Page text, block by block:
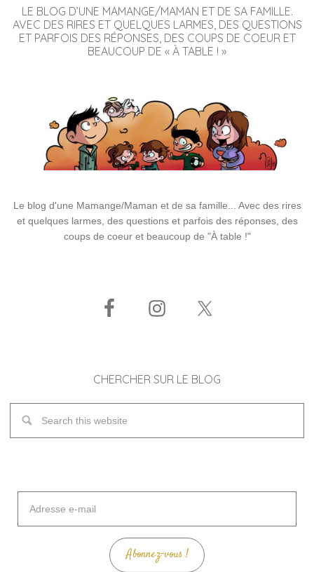
LE BLOG D’UNE MAMANGE/MAMAN ET DE SA FAMILLE.
AVEC DES RIRES ET QUELQUES LARMES, DES QUESTIONS
ET PARFOIS DES RÉPONSES, DES COUPS DE COEUR ET
BEAUCOUP DE « À TABLE ! »
Le blog d'une Mamange/Maman et de sa famille... Avec des rires
et quelques larmes, des questions et parfois des réponses, des
coups de coeur et beaucoup de "À table !"
CHERCHER SUR LE BLOG
mail
Abonnez-vous !